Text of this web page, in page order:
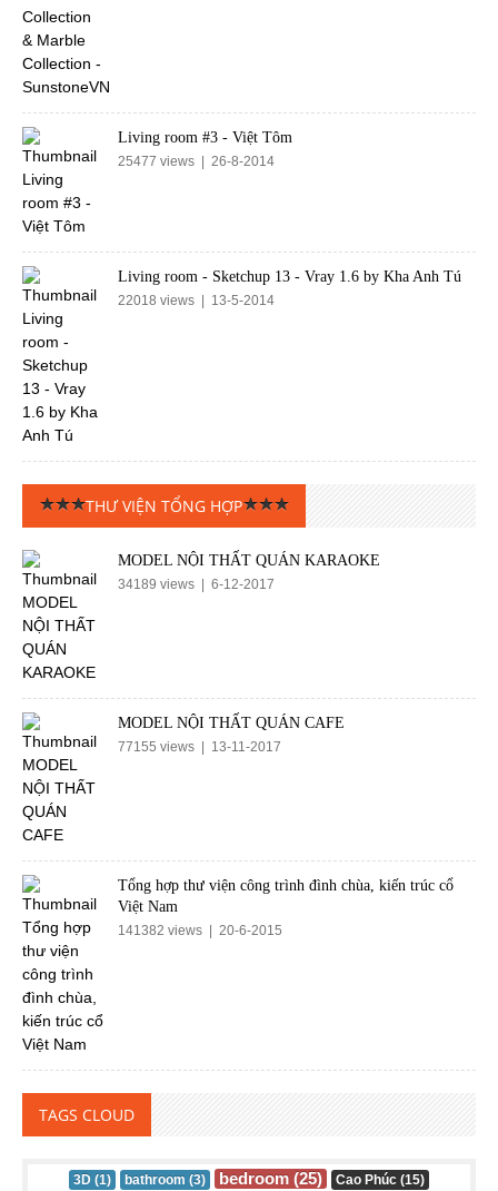
Living room #3 - Việt Tôm
25477 views | 26-8-2014
Living room - Sketchup 13 - Vray 1.6 by Kha Anh Tú
22018 views | 13-5-2014
THƯ VIỆN TỔNG HỢP
MODEL NỘI THẤT QUÁN KARAOKE
34189 views | 6-12-2017
MODEL NỘI THẤT QUÁN CAFE
77155 views | 13-11-2017
Tổng hợp thư viện công trình đình chùa, kiến trúc cổ
Việt Nam
141382 views | 20-6-2015
TAGS CLOUD
3D (1) bathroom (3) bedroom (25)
Cao Phúc (15)